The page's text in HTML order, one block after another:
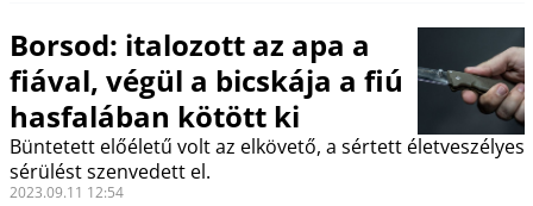
Borsod: italozott az apa a
fiával, végül a bicskája a fiú
hasfalában kötött ki
Büntetett előéletű volt az elkövető, a sértett életveszélyes
sérülést szenvedett el.
2023.09.11 12:54